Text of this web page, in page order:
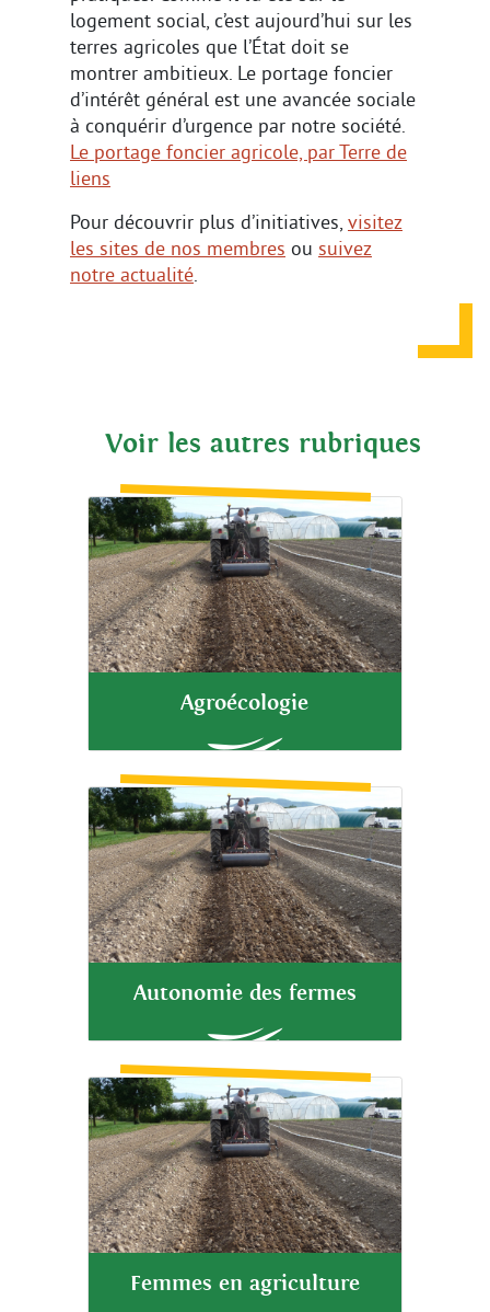
logement social, c’est aujourd’hui sur les
terres agricoles que l’État doit se
montrer ambitieux. Le portage foncier
d’intérêt général est une avancée sociale
à conquérir d’urgence par notre société.
Le portage foncier agricole, par Terre de
liens
Pour découvrir plus d’initiatives, visitez
les sites de nos membres ou suivez
notre actualité.
Voir les autres rubriques
Agroécologie
Autonomie des fermes
Femmes en agriculture